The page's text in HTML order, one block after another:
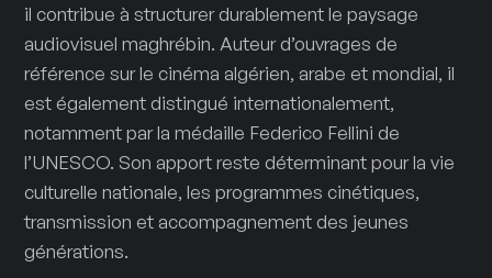
il contribue à structurer durablement le paysage
audiovisuel maghrébin. Auteur d’ouvrages de
référence sur le cinéma algérien, arabe et mondial, il
est également distingué internationalement,
notamment par la médaille Federico Fellini de
l’UNESCO. Son apport reste déterminant pour la vie
culturelle nationale, les programmes cinétiques,
transmission et accompagnement des jeunes
générations.